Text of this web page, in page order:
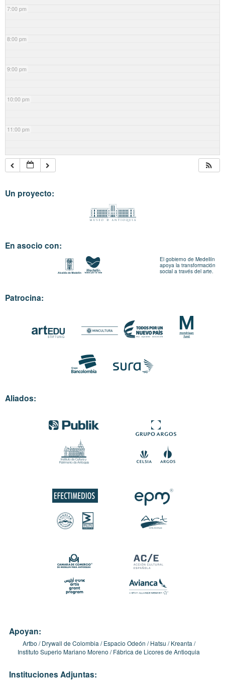
7:00 pm
8:00 pm
9:00 pm
10:00 pm
11:00 pm
Un proyecto:
En asocio con:
El gobierno de Medellín
apoya la transformación
social a través del arte.
Patrocina:
Aliados:
Apoyan:
Artbo Drywall de Colombia Espacio Odeón Hatsu
Kreanta
Instituto Superio Mariano Moreno
Fábrica de Licores de Antioquia
Instituciones Adjuntas: